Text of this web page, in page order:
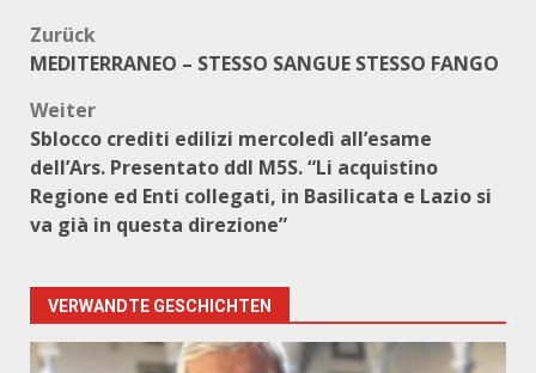
Beitragsnavigation
Zurück
MEDITERRANEO – STESSO SANGUE STESSO FANGO
Weiter
Sblocco crediti edilizi mercoledì all’esame
dell’Ars. Presentato ddl M5S. “Li acquistino
Regione ed Enti collegati, in Basilicata e Lazio si
va già in questa direzione”
VERWANDTE GESCHICHTEN